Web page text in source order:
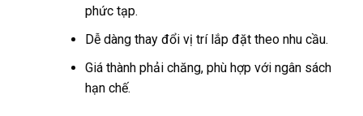
phức tạp.
Dễ dàng thay đổi vị trí lắp đặt theo nhu cầu.
Giá thành phải chăng, phù hợp với ngân sách
hạn chế.